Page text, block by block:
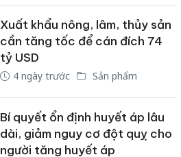
Xuất khẩu nông, lâm, thủy sản
cần tăng tốc để cán đích 74
tỷ USD
4 ngày trước Sản phẩm
Bí quyết ổn định huyết áp lâu
dài, giảm nguy cơ đột quỵ cho
người tăng huyết áp